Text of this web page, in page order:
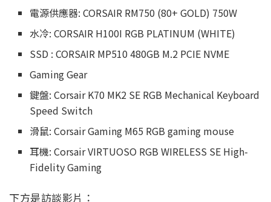
電源供應器: CORSAIR RM750 (80+ GOLD) 750W
水冷: CORSAIR H100I RGB PLATINUM (WHITE)
SSD : CORSAIR MP510 480GB M.2 PCIE NVME
Gaming Gear
鍵盤: Corsair K70 MK2 SE RGB Mechanical Keyboard
Speed Switch
滑鼠: Corsair Gaming M65 RGB gaming mouse
耳機: Corsair VIRTUOSO RGB WIRELESS SE High-
Fidelity Gaming
下方是訪談影片：